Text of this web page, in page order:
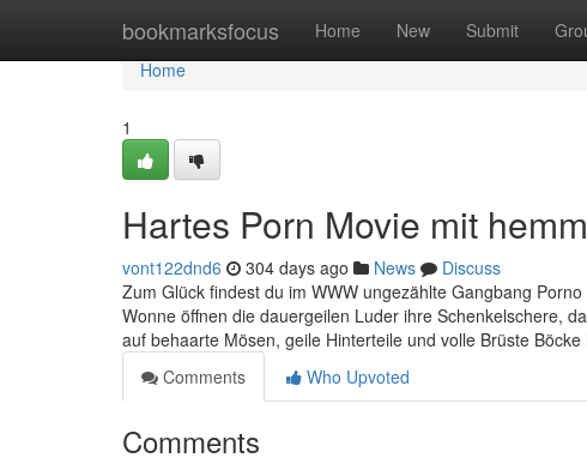
bookmarksfocus Home New Submit
Home
Home
1
Hartes Porn Movie mit
vont122dnd6 304 days ago News
Discuss
Zum Glück findest du im WWW ungezählte Gangbang
Wonne öffnen die dauergeilen Luder ihre Schenkelschere,
auf behaarte Mösen, geile Hinterteile und volle Brüste
Comments
Who Upvoted
Comments